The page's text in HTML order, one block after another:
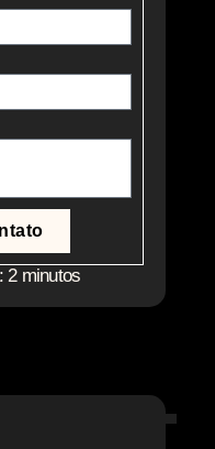
2 minutos